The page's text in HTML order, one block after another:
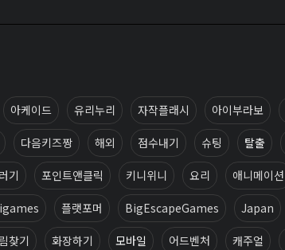
아케이드 유리누리 자작플래시 아이부라보
다음키즈짱 해외 점수내기 슈팅 탈출
기 포인트앤클릭 키니위니 요리 애니메이션
플랫포머 BigEscapeGames Japan
찾기 화장하기 모바일 어드벤처 캐주얼